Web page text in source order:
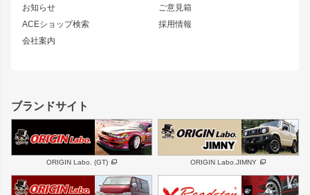
お知らせ
ACEショップ検索
会社案内
ご意見箱
採用情報
シルエイティ
キャラバン
スズキ
GS350
SC
スバル 三菱
デリカ D:5
軽自動車 汎用
ホイール
MUD-S7
MUD-SR7
まつど家 鉄漢
ボンネット
フェンダー
サイドパーツ
リアゲート
メンテナンスパーツ
ハイエースパーツ
ホイール
ブランドサイト
ORIGIN Labo. (GT) ORIGIN Labo.JIMNY